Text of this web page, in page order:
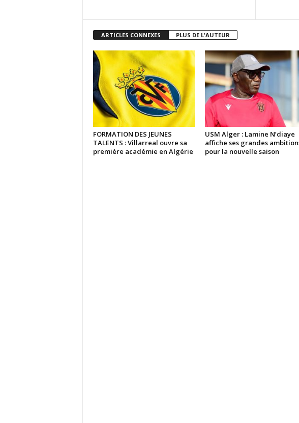
ARTICLES CONNEXES PLUS DE L'AUTEUR
FORMATION DES JEUNES
TALENTS : Villarreal ouvre sa
première académie en Algérie
USM Alger : Lamine N’diaye
affiche ses grandes
pour la nouvelle saison